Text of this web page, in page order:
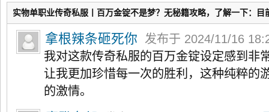
实物单职业传奇私服丨百万金锭不是梦？无秘籍攻略，了解一下：目
拿根辣条砸死你
发布于 2024/11/16
我对这款传奇私服的百万金锭设定感到非
让我更加珍惜每一次的胜利，这种纯粹的
的激情。